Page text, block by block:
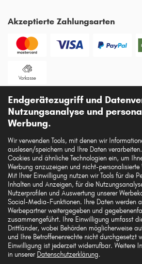
CITROËN DS5
CITROËN C-CROSSER ENTERPRISE
CITROËN C6
CITROËN C-CROSSER
Akzeptierte Zahlungsarten
Vorkasse
Unsere Versandpartner
Die hier dargestellten Daten, insbesondere die
vervielfältigt werden. Die Vervielfältigung und
Datenbank ohne vorherige Einwilligung von
Einbeziehung Dritter in solche Aktivitäten ist streng
unautorisierte Nutzung von Inhalten stellt eine
und kann rechtliche Schritte nach sich ziehen.
Vertrag widerrufen
© 2026 kfzteile24 GmbH - Alle Rechte
Endgerätezugriff und
Nutzungsanalyse und
Werbung.
Wir verwenden Tools, mit denen wir
auslesen/speichern und Ihre Daten
Cookies und ähnliche Technologien ein, um
Werbung anzuzeigen und nicht-personalisierte
Mit Ihrer Einwilligung nutzen wir Tools für die
Inhalten und Anzeigen, für die
Nutzerprofilen und Auswertung unserer
Social-Media-Funktionen. Ihre Daten werden
Werbepartner weitergegeben und
zusammengeführt. Ihre Einwilligung umfasst
Drittländer, wobei Behörden möglicherweise
und Ihre Betroffenenrechte nicht durchgesetzt
Einwilligung ist jederzeit widerrufbar. Weitere
in unserer Datenschutzerklärung.